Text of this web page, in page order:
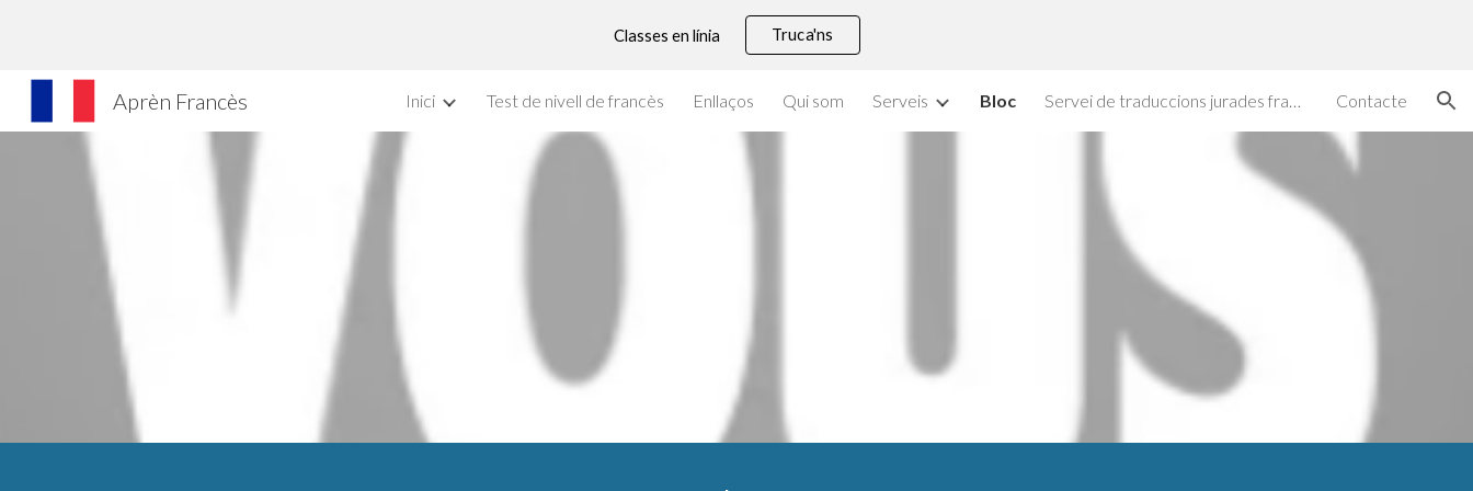
Skip to main contentClasses en línia Truca'ns
Aprèn Francès Inici Test de nivell de francès Enllaços Qui som Serveis Bloc Servei de traduccions jurades francès Contacte